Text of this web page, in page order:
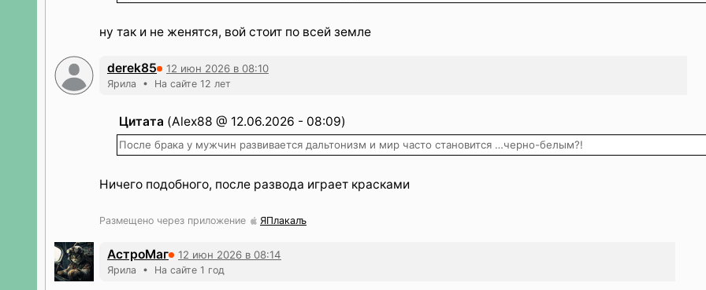
ну так и не женятся, вой стоит по всей земле
derek85 12 июн 2026 в 08:10
Ярила • На сайте 12 лет
Цитата (Alex88 @ 12.06.2026 - 08:09)
После брака у мужчин развивается дальтонизм и мир часто становится …черно-белым?!
Ничего подобного, после развода играет красками
Размещено через приложение ЯПлакалъ
АстроМаг 12 июн 2026 в 08:14
Ярила • На сайте 1 год